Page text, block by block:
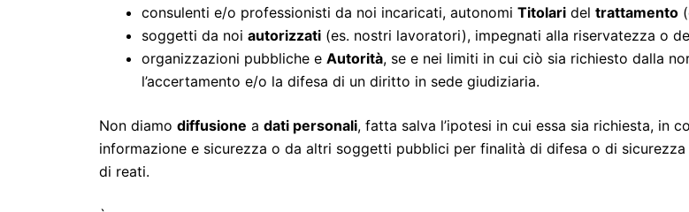
consulenti e/o professionisti da noi incaricati, autonomi Titolari del trattamento
soggetti da noi autorizzati (es. nostri lavoratori), impegnati alla riservatezza o
organizzazioni pubbliche e Autorità, se e nei limiti in cui ciò sia richiesto dalla
l’accertamento e/o la difesa di un diritto in sede giudiziaria.
Non diamo diffusione a dati personali, fatta salva l’ipotesi in cui essa sia richiesta, in
informazione e sicurezza o da altri soggetti pubblici per finalità di difesa o di
di reati.